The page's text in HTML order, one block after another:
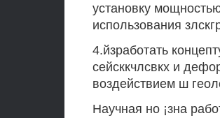
установку
использования
4.йзработать
сейсккчлсвкх и
воздействием ш
Научная но ¡зна